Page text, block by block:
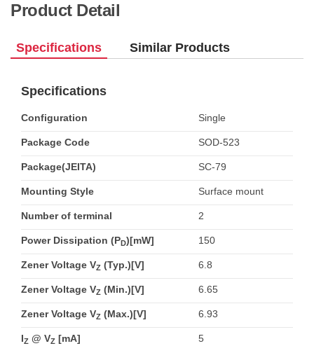
Product Detail
Specifications Similar Products
Specifications
Configuration Single
Package Code SOD-523
Package(JEITA) SC-79
Mounting Style Surface mount
Number of terminal 2
Power Dissipation (PD)[mW] 150
Zener Voltage VZ (Typ.)[V] 6.8
Zener Voltage VZ (Min.)[V] 6.65
Zener Voltage VZ (Max.)[V] 6.93
IZ @ VZ [mA] 5